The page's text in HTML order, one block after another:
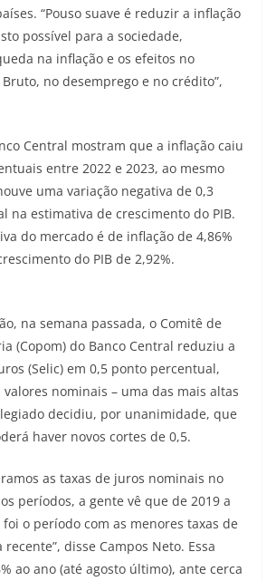
“Pouso suave é reduzir a inflação
possível para a sociedade,
na inflação e os efeitos no
, no desemprego e no crédito”,
Central mostram que a inflação caiu
entre 2022 e 2023, ao mesmo
uma variação negativa de 0,3
na estimativa de crescimento do PIB.
do mercado é de inflação de 4,86%
do PIB de 2,92%.
na semana passada, o Comitê de
(Copom) do Banco Central reduziu a
(Selic) em 0,5 ponto percentual,
valores nominais – uma das mais altas
decidiu, por unanimidade, que
haver novos cortes de 0,5.
as taxas de juros nominais no
períodos, a gente vê que de 2019 a
o período com as menores taxas de
disse Campos Neto. Essa
ao ano (até agosto último), ante cerca